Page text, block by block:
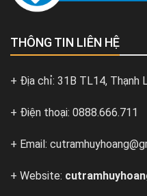
THÔNG TIN LIÊN HỆ
+ Địa chỉ: 31B TL14, Thạnh
+ Điện thoại: 0888.666.711
+ Email:
+ Website: